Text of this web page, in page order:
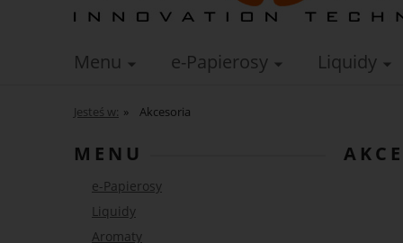
Menu e-Papierosy Liquidy
Jesteś w: » Akcesoria
MENU
e-Papierosy
Liquidy
Aromaty